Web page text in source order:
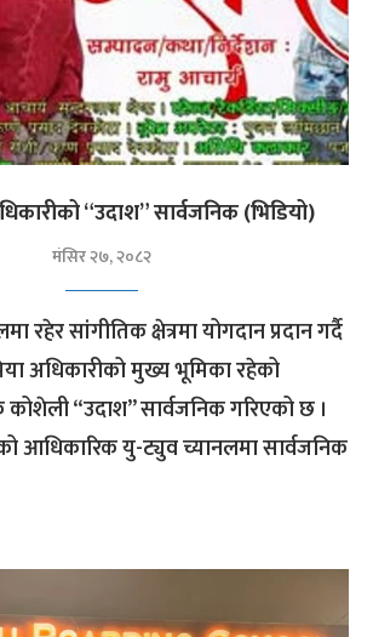
“उदाश” सार्वजनिक (भिडियो)
मंसिर २७, २०८२
रहेर सांगीतिक क्षेत्रमा योगदान प्रदान गर्दै
अधिकारीको मुख्य भूमिका रहेको
कोशेली “उदाश” सार्वजनिक गरिएको छ ।
आधिकारिक यु-ट्युव च्यानलमा सार्वजनिक